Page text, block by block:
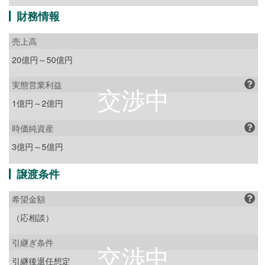
財務情報
売上高
20億円～50億円
実態営業利益
1億円～2億円
時価純資産
3億円～5億円
譲渡条件
希望金額
（応相談）
引継ぎ条件
引継後退任想定